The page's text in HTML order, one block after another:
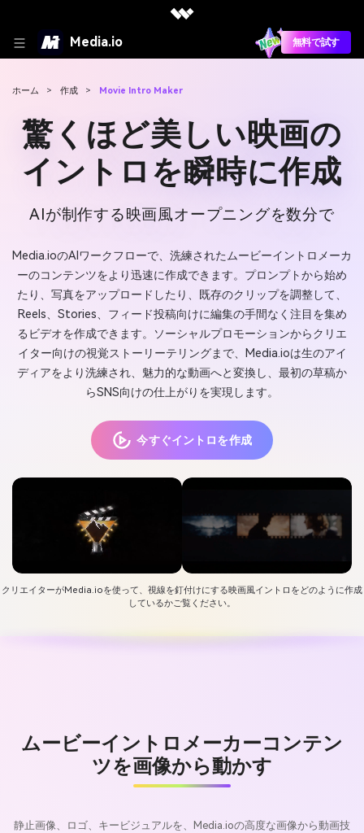
Media.io 無料で試す
ホーム > 作成 > Movie Intro Maker
驚くほど美しい映画の
イントロを瞬時に作成
AIが制作する映画風オープニングを数分で
Media.ioのAIワークフローで、洗練されたムービーイントロメーカ
ーのコンテンツをより迅速に作成できます。プロンプトから始め
たり、写真をアップロードしたり、既存のクリップを調整して、
Reels、Stories、フィード投稿向けに編集の手間なく注目を集め
るビデオを作成できます。ソーシャルプロモーションからクリエ
イター向けの視覚ストーリーテリングまで、Media.ioは生のアイ
ディアをより洗練され、魅力的な動画へと変換し、最初の草稿か
らSNS向けの仕上がりを実現します。
今すぐイントロを作成
クリエイターがMedia.ioを使って、視線を釘付けにする映画風イントロをどのように作成
しているかご覧ください。
ムービーイントロメーカーコンテン
ツを画像から動かす
静止画像、ロゴ、キービジュアルを、Media.ioの高度な画像から動画技